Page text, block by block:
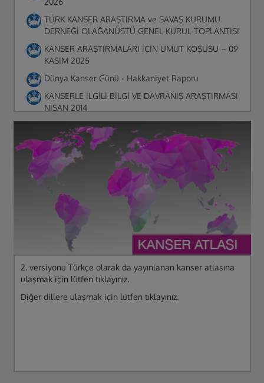
TÜRK KANSER ARAŞTIRMA ve SAVAŞ KURUMU
DERNEĞİ OLAĞANÜSTÜ GENEL KURUL TOPLANTISI
KANSER ARAŞTIRMALARI İÇİN UMUT KOŞUSU – 09
KASIM 2025
Dünya Kanser Günü - Hakkaniyet Raporu
KANSERLE İLGİLİ BİLGİ VE DAVRANIŞ ARAŞTIRMASI
NİSAN 2014
Kansere Karşı Avrupa Kodu
2. versiyonu Türkçe olarak da yayınlanan kanser atlasına
ulaşmak için lütfen tıklayınız.
Diğer dillere ulaşmak için lütfen tıklayınız.